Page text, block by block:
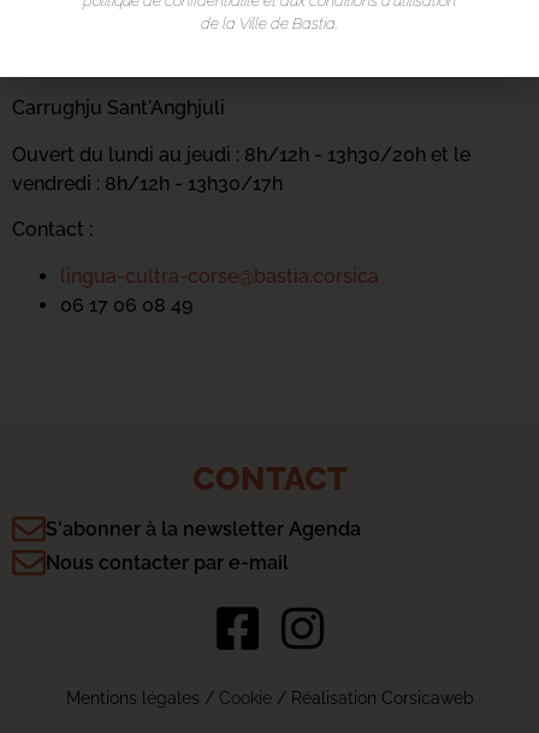
LIEU DE L'ÉVÉNEMENT
Carrughju Sant'Anghjuli
Ouvert du lundi au jeudi : 8h/12h - 13h30/20h et le
vendredi : 8h/12h - 13h30/17h
Contact :
lingua-cultra-corse@bastia.corsica
06 17 06 08 49
CONTACT
S'abonner à la newsletter Agenda
Nous contacter par e-mail
Mentions légales / Cookie/ Réalisation Corsicaweb
de la Ville de Bastia.